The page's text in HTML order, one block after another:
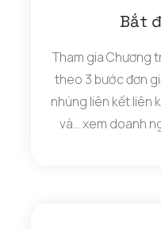
Bắt
Tham gia Chương
theo 3 bước đơn
nhúng liên kết liên
và... xem doanh